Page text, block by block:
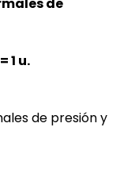
1 u.
de presión y